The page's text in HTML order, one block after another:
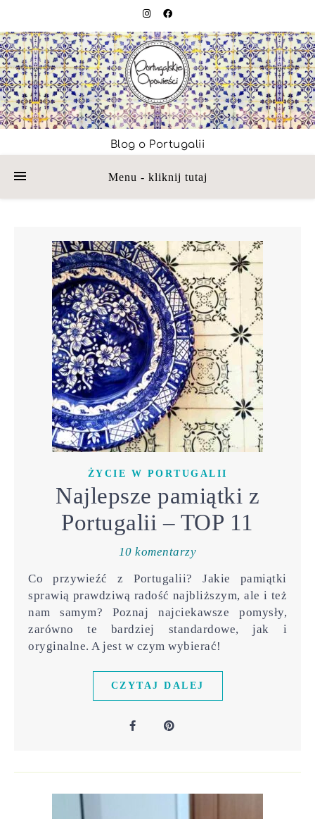
Blog o Portugalii
Menu - kliknij tutaj
ŻYCIE W PORTUGALII
Najlepsze pamiątki z
Portugalii – TOP 11
10 komentarzy
Co przywieźć z Portugalii? Jakie pamiątki
sprawią prawdziwą radość najbliższym, ale i też
nam samym? Poznaj najciekawsze pomysły,
zarówno te bardziej standardowe, jak i
oryginalne. A jest w czym wybierać!
CZYTAJ DALEJ